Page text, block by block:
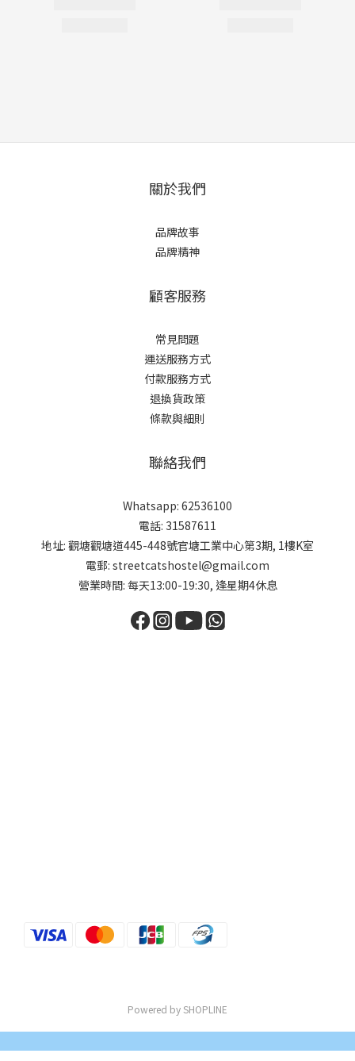
關於我們
品牌故事
品牌精神
顧客服務
常見問題
運送服務方式
付款服務方式
退換貨政策
條款與細則
聯絡我們
Whatsapp: 62536100
電話: 31587611
地址: 觀塘觀塘道445-448號官塘工業中心第3期, 1樓K室
電郵: streetcatshostel@gmail.com
營業時間: 每天13:00-19:30, 逢星期4休息
Powered by SHOPLINE